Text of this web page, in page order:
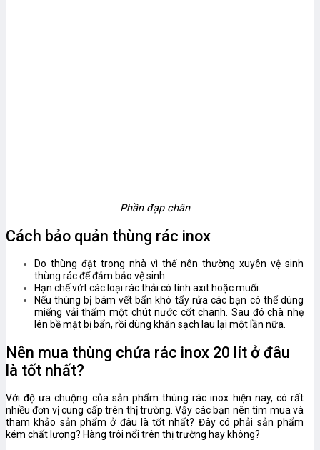
Phần đạp chân
Cách bảo quản thùng rác inox
Do thùng đặt trong nhà vì thế nên thường xuyên vệ sinh
thùng rác để đảm bảo vệ sinh.
Hạn chế vứt các loại rác thải có tính axit hoặc muối.
Nếu thùng bị bám vết bẩn khó tẩy rửa các bạn có thể dùng
miếng vải thấm một chút nước cốt chanh. Sau đó chà nhẹ
lên bề mặt bị bẩn, rồi dùng khăn sạch lau lại một lần nữa.
Nên mua thùng chứa rác inox 20 lít ở đâu
là tốt nhất?
Với độ ưa chuộng của sản phẩm thùng rác inox hiện nay, có rất
nhiều đơn vị cung cấp trên thị trường. Vậy các bạn nên tìm mua và
tham khảo sản phẩm ở đâu là tốt nhất? Đây có phải sản phẩm
kém chất lượng? Hàng trôi nổi trên thị trường hay không?